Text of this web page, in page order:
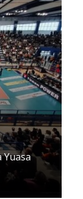
Yuasa